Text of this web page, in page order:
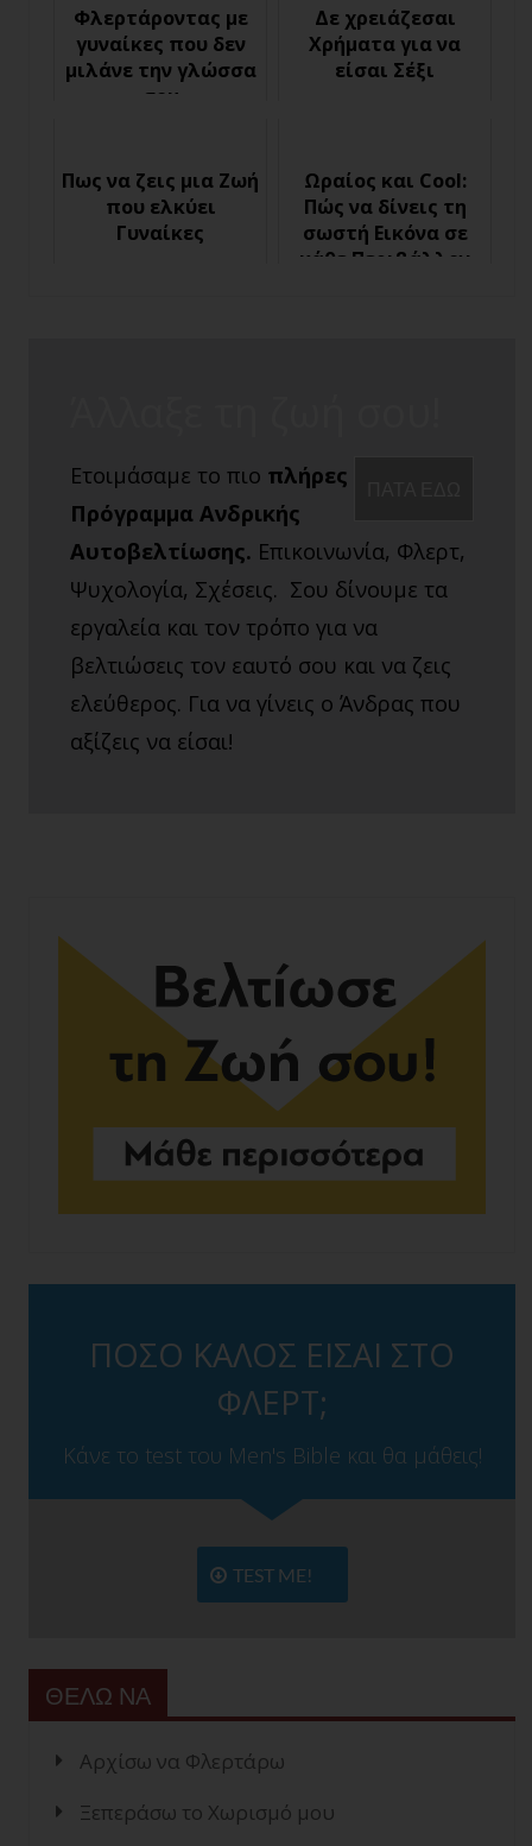
Φλερτάροντας με
γυναίκες που δεν
μιλάνε την γλώσσα
σου
Δε χρειάζεσαι
Χρήματα για να
είσαι Σέξι
Πως να ζεις μια Ζωή
που ελκύει
Γυναίκες
Ωραίος και Cool:
Πώς να δίνεις τη
σωστή Εικόνα σε
κάθε Περιβάλλον
Ετοιμάσαμε το πιο πλήρες
Πρόγραμμα Ανδρικής
Αυτοβελτίωσης. Επικοινωνία, Φλερτ,
Ψυχολογία, Σχέσεις. Σου δίνουμε τα
εργαλεία και τον τρόπο για να
βελτιώσεις τον εαυτό σου και να ζεις
ελεύθερος. Για να γίνεις ο Άνδρας που
αξίζεις να είσαι!
ΠΟΣΟ ΚΑΛΟΣ ΕΙΣΑΙ ΣΤΟ
ΦΛΕΡΤ;
Κάνε το test του Men's Bible και θα μάθεις!
TEST ME!
ΘΕΛΩ ΝΑ
Αρχίσω να Φλερτάρω
Ξεπεράσω το Χωρισμό μου